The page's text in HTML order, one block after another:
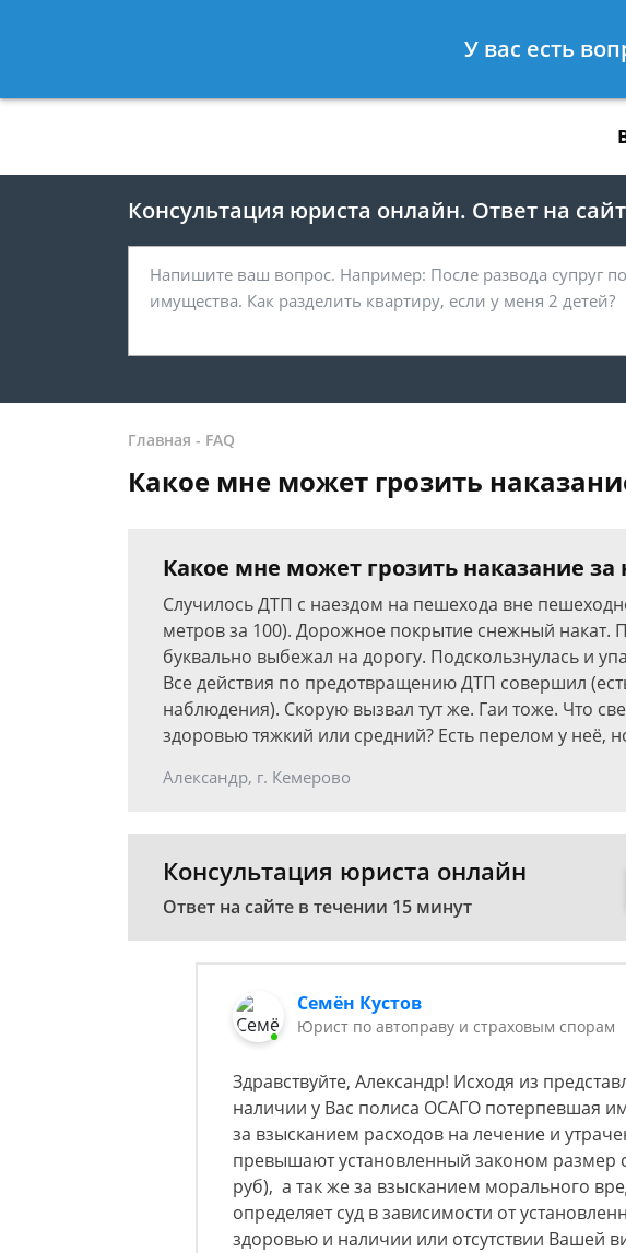
8 812 467-39-37
Консультация юриста онлайн. Ответ на
Главная - FAQ
Какое мне может грозить
Какое мне может грозить наказание за
Случилось ДТП с наездом на пешехода вне
метров за 100). Дорожное покрытие снежный
буквально выбежал на дорогу. Подскользнулась и
Все действия по предотвращению ДТП совершил
наблюдения). Скорую вызвал тут же. Гаи тоже. Что
здоровью тяжкий или средний? Есть перелом у неё,
Александр, г. Кемерово
Консультация юриста онлайн
Ответ на сайте в течении 15 минут
Семён Кустов
Юрист по автоправу и страховым спорам
Здравствуйте, Александр! Исходя из
наличии у Вас полиса ОСАГО потерпевшая
за взысканием расходов на лечение и
превышают установленный законом размер
руб), а так же за взысканием морального
определяет суд в зависимости от
здоровью и наличии или отсутствии Вашей
У вас есть